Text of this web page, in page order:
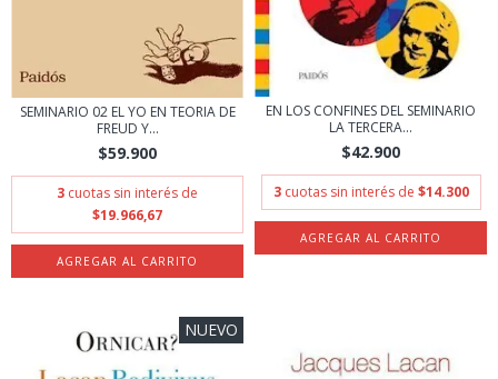
SEMINARIO 02 EL YO EN TEORIA DE
FREUD Y...
$59.900
3 cuotas sin interés de
$19.966,67
EN LOS CONFINES DEL SEMINARIO
LA TERCERA...
$42.900
3 cuotas sin interés de $14.300
NUEVO